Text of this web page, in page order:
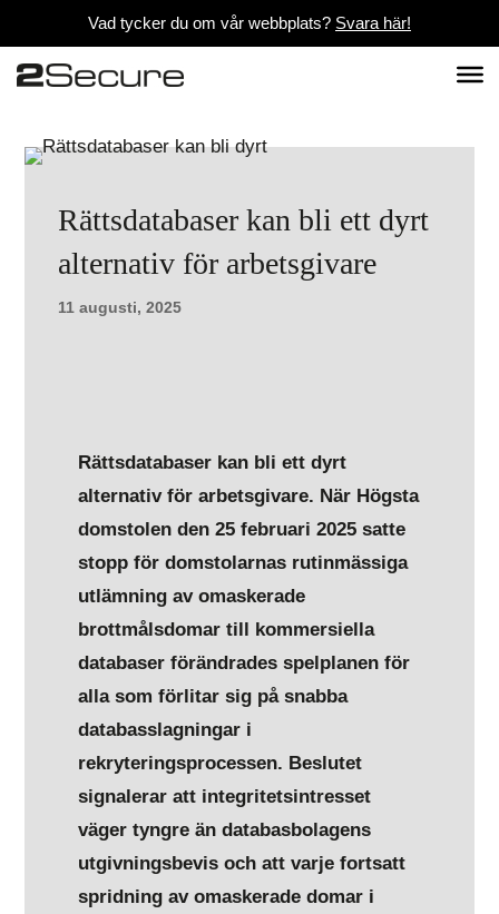
Vad tycker du om vår webbplats? Svara här!
Rättsdatabaser kan bli ett dyrt
alternativ för arbetsgivare
11 augusti, 2025
Rättsdatabaser kan bli ett dyrt
alternativ för arbetsgivare. När Högsta
domstolen den 25 februari 2025 satte
stopp för domstolarnas rutinmässiga
utlämning av omaskerade
brottmålsdomar till kommersiella
databaser förändrades spelplanen för
alla som förlitar sig på snabba
databasslagningar i
rekryteringsprocessen. Beslutet
signalerar att integritetsintresset
väger tyngre än databasbolagens
utgivningsbevis och att varje fortsatt
spridning av omaskerade domar i